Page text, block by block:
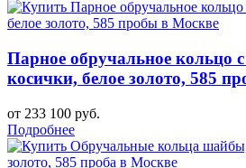
Парное обручальное кольцо
косички, белое золото, 585
от 233 100 руб.
Подробнее